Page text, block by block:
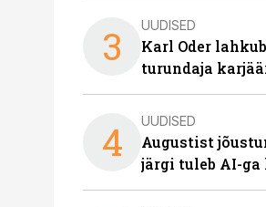
3 UUDISED
Karl Oder
turundaja
4 UUDISED
Augustist
järgi tuleb AI-ga